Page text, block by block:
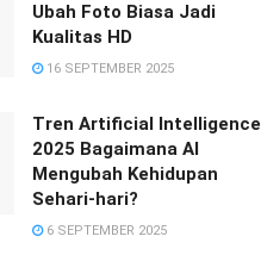
Ubah Foto Biasa Jadi
Kualitas HD
16 SEPTEMBER 2025
Tren Artificial Intelligence
2025 Bagaimana AI
Mengubah Kehidupan
Sehari-hari?
6 SEPTEMBER 2025